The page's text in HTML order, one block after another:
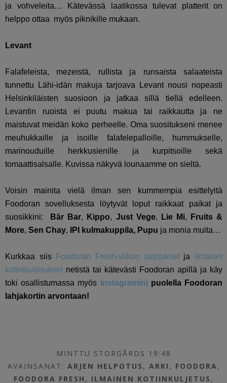
ja vohveleita… Kätevässä laatikossa tulevat platterit on
helppo ottaa myös piknikille mukaan.
Levant
Falafeleista, mezeistä, rullista ja runsaista salaateista
tunnettu Lähi-idän makuja tarjoava Levant nousi nopeasti
Helsinkiläisten suosioon ja jatkaa sillä tiellä edelleen.
Levantin ruoista ei puutu makua tai raikkautta ja ne
maistuvat meidän koko perheelle. Oma suositukseni menee
meuhukkaille ja isoille falafelepalloille, hummukselle,
marinouduille herkkusienille ja kurpitsoille sekä
tomaattisalsalle. Kuvissa näkyvä lounaamme on sieltä.
Voisin mainita vielä ilman sen kummempia esittelyitä
Foodoran sovelluksesta löytyvät loput raikkaat paikat ja
suosikkini:
Bär Bar, Kippo, Just Vege, Lie Mi,
Fruits &
More, Sen Chay, IPI kulmakuppila, Pupu ja monia muita…
Kurkkaa siis Foodoran Fresh-viikon tarjouksetja ilmaiset
kotiinkuljetukset netistä tai kätevästi Foodoran apillä ja käy
toki osallistumassa myös
Instagramini puolella Foodoran
lahjakortin arvontaan!
MINTTU STORGÅRDS 19:48
AVAINSANAT: ARJEN HELPOTUS , ARKI , FOODORA ,
FOODORA FRESH , ILMAINEN KOTIINKULJETUS ,